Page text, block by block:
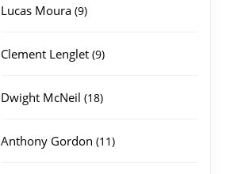
Lucas Moura 99
Clement Lenglet 99
Dwight McNeil 1818
Anthony Gordon 1111